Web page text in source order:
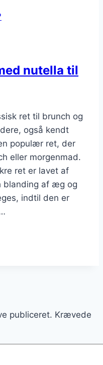
nutella til
ret til brunch og
også kendt
populær ret, der
eller morgenmad.
ret er lavet af
blanding af æg og
indtil den er
publiceret. Krævede